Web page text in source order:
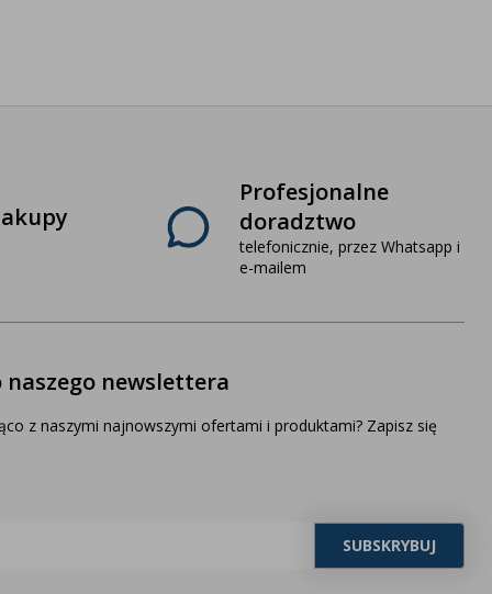
Profesjonalne
doradztwo
telefonicznie, przez Whatsapp i
e-mailem
naszego newslettera
z naszymi najnowszymi ofertami i produktami? Zapisz się